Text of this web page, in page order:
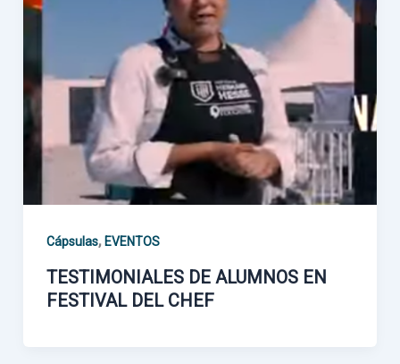
Cápsulas, EVENTOS
TESTIMONIALES DE ALUMNOS EN
FESTIVAL DEL CHEF